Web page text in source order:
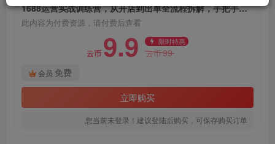
1688运营实战训练营，从开店到出单全流程拆解，手把手教你稳定出单
此内容为付费资源，请付费后查看
云币 9.9 限时特惠
云币99
会员 免费
立即购买
您当前未登录！建议登陆后购买，可保存购买订单